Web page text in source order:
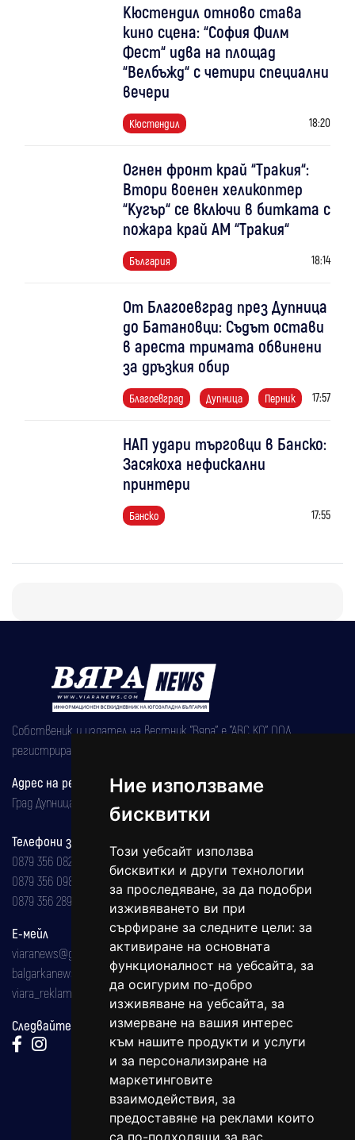
Ние използваме
бисквитки
Този уебсайт използва
бисквитки и други технологии
за проследяване, за да подобри
изживяването ви при
сърфиране за следните цели: за
активиране на основната
функционалност на уебсайта, за
да осигурим по-добро
изживяване на уебсайта, за
измерване на вашия интерес
към нашите продукти и услуги
и за персонализиране на
маркетинговите
взаимодействия, за
предоставяне на реклами които
са по-подходящи за вас
Кюстендил отново става
кино сцена: “София Филм
Фест“ идва на площад
“Велбъжд“ с четири специални
вечери
Кюстендил 18:20
Огнен фронт край “Тракия“:
Втори военен хеликоптер
“Кугър“ се включи в битката с
пожара край АМ “Тракия“
България 18:14
От Благоевград през Дупница
до Батановци: Съдът остави
в ареста тримата обвинени
за дръзкия обир
Благоевград Дупница Перник 17:57
НАП удари търговци в Банско:
Засякоха нефискални
принтери
Банско 17:55
Собственик и издател на вестник "Вяра" е "АВС КО" ООД,
регистрирана на 08.05.2002 година.
Адрес на редакцията
Град Дупница, ул.''Христо Ботев" 43
Телефони за реклама и абонаменти
0879 356 082
0879 356 098
0879 356 289
Е-мейл
viaranews@gmail.com
balgarkanews@gmail.com
viara_reklama@mail.bg
Следвайте ни: